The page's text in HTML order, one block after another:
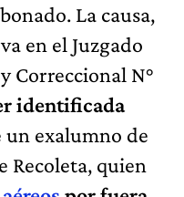
La causa,
en el Juzgado
Correccional N°
identificada
un exalumno de
Recoleta, quien